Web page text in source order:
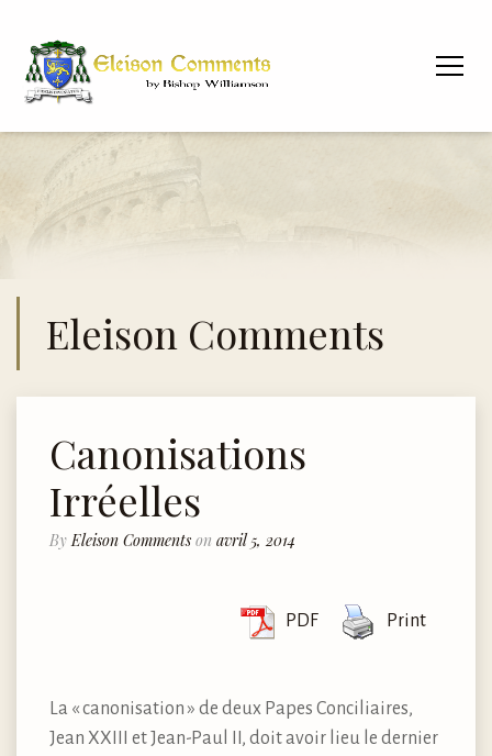
Eleison Comments
Canonisations
Irréelles
By Eleison Comments on avril 5, 2014
PDF Print
La « canonisation » de deux Papes Conciliaires,
Jean XXIII et Jean-Paul II, doit avoir lieu le dernier